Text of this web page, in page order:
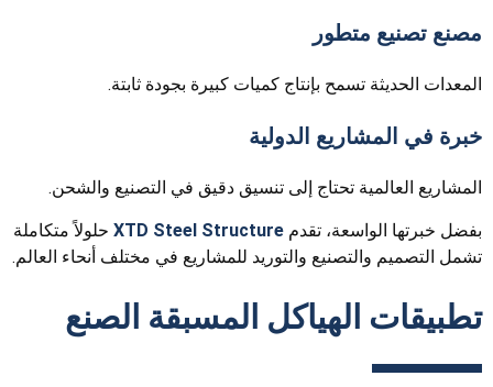
مصنع تصنيع متطور
المعدات الحديثة تسمح بإنتاج كميات كبيرة بجودة ثابتة.
خبرة في المشاريع الدولية
المشاريع العالمية تحتاج إلى تنسيق دقيق في التصنيع والشحن.
بفضل خبرتها الواسعة، تقدم XTD Steel Structure حلولاً متكاملة
تشمل التصميم والتصنيع والتوريد للمشاريع في مختلف أنحاء العالم.
تطبيقات الهياكل المسبقة الصنع